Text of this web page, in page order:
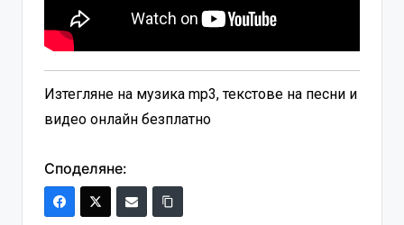
Изтегляне на музика mp3, текстове на песни и
видео онлайн безплатно
Споделяне: